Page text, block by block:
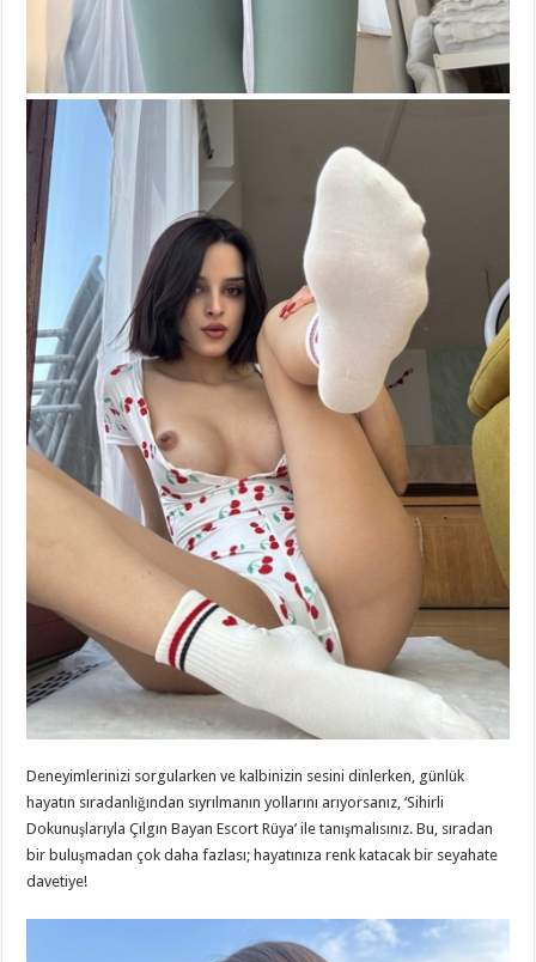
Deneyimlerinizi sorgularken ve kalbinizin sesini dinlerken, günlük
hayatın sıradanlığından sıyrılmanın yollarını arıyorsanız, ‘Sihirli
Dokunuşlarıyla Çılgın Bayan Escort Rüya’ ile tanışmalısınız. Bu, sıradan
bir buluşmadan çok daha fazlası; hayatınıza renk katacak bir seyahate
davetiye!